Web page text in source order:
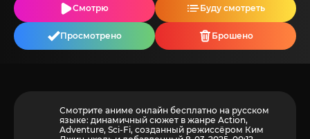
Смотрю Буду смотреть
Просмотрено Брошено
Смотрите аниме онлайн бесплатно на русском
языке: динамичный сюжет в жанре Action,
Adventure, Sci-Fi, созданный режиссёром Ким